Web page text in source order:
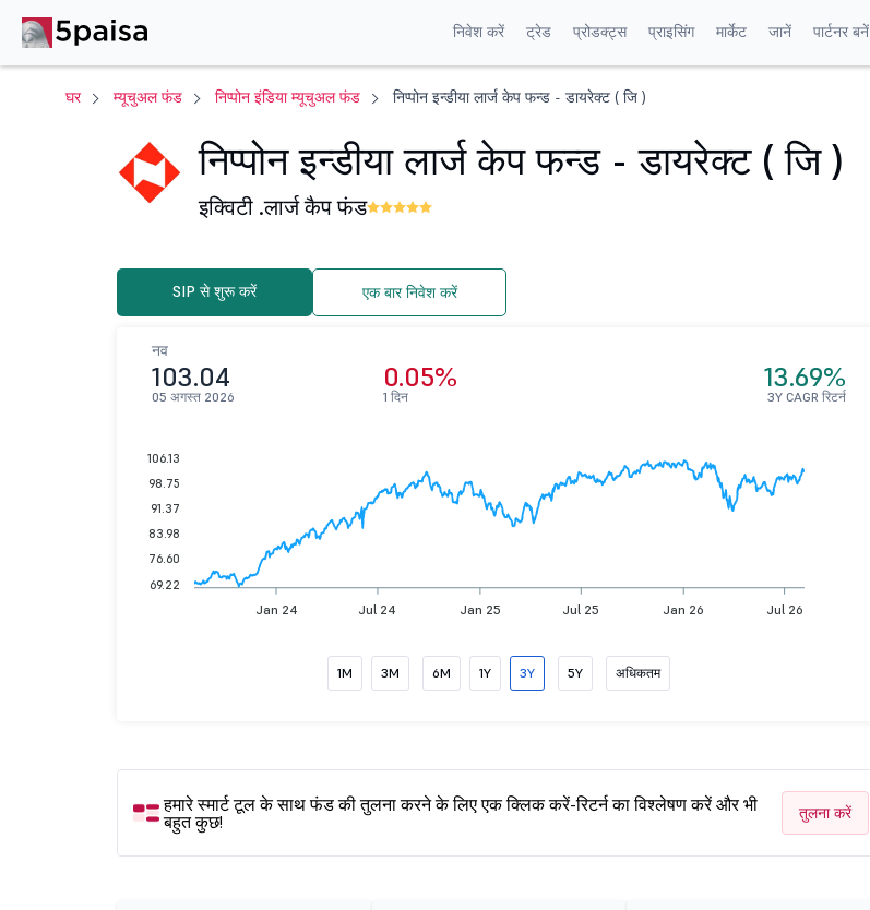
निवेश करें ट्रेड प्रोडक्ट्स प्राइसिंग मार्केट जानें पार्टनर बनें
घर म्यूचुअल फंड निप्पोन इंडिया म्यूचुअल फंड निप्पोन इन्डीया लार्ज केप फन्ड - डायरेक्ट ( जि )
निप्पोन इन्डीया लार्ज केप फन्ड - डायरेक्ट ( जि )
इक्विटी .लार्ज कैप फंड
SIP से शुरू करें एक बार निवेश करें
नव
103.04
05 अगस्त 2026
0.05%
1 दिन
13.69%
3Y CAGR रिटर्न
Jan 24 Jul 24 Jan 25 Jul 25 Jan 26 Jul 26
106.13
98.75
91.37
83.98
76.60
69.22
1M 3M 6M 1Y 3Y 5Y अधिकतम
हमारे स्मार्ट टूल के साथ फंड की तुलना करने के लिए एक क्लिक करें-रिटर्न का विश्लेषण करें और भी
बहुत कुछ!
तुलना करें